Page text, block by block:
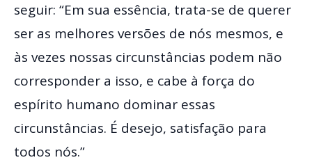
seguir: “Em sua essência, trata-se de querer
ser as melhores versões de nós mesmos, e
às vezes nossas circunstâncias podem não
corresponder a isso, e cabe à força do
espírito humano dominar essas
circunstâncias. É desejo, satisfação para
todos nós.”